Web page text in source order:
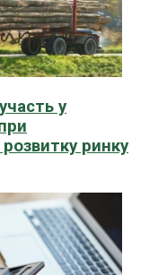
у
ринку